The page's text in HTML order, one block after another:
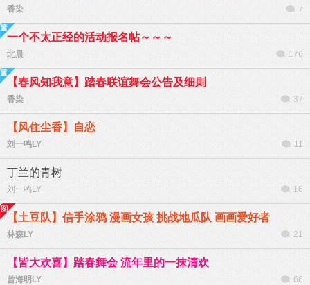
香染 7
一个不太正经的活动报名帖～～～
北晨 176
【春风知我意】踏春联谊舞会公告及细则
香染 37
【风住尘香】自恋
刘一鸣LY 11
丁兰的青树
刘一鸣LY 16
【土豆队】信手涂鸦 漫画女孩 挑战地瓜队 画画爱好者
林森LY 21
【皆大欢喜】踏春舞会 流年里的一抹清欢
曾海明LY 66